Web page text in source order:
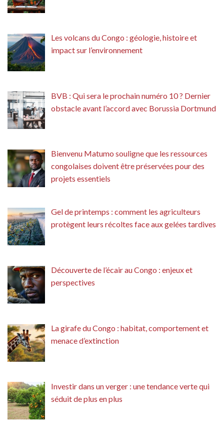
Les volcans du Congo : géologie, histoire et
impact sur l’environnement
BVB : Qui sera le prochain numéro 10 ? Dernier
obstacle avant l’accord avec Borussia Dortmund
Bienvenu Matumo souligne que les ressources
congolaises doivent être préservées pour des
projets essentiels
Gel de printemps : comment les agriculteurs
protègent leurs récoltes face aux gelées tardives
Découverte de l’écair au Congo : enjeux et
perspectives
La girafe du Congo : habitat, comportement et
menace d’extinction
Investir dans un verger : une tendance verte qui
séduit de plus en plus